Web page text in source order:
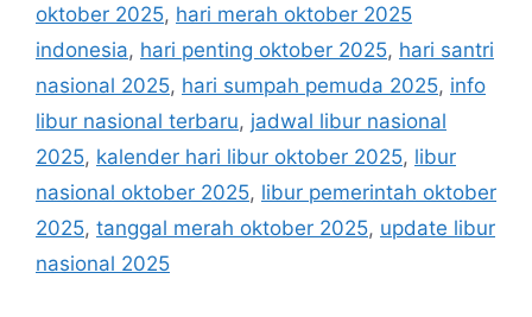
o
r
i
s
s
oktober 2025, hari merah oktober 2025
indonesia, hari penting oktober 2025, hari santri
nasional 2025, hari sumpah pemuda 2025, info
libur nasional terbaru, jadwal libur nasional
2025, kalender hari libur oktober 2025, libur
nasional oktober 2025, libur pemerintah oktober
2025, tanggal merah oktober 2025, update libur
nasional 2025